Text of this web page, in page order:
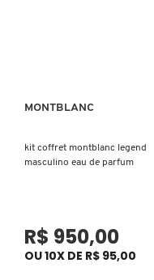
FRAN BY FRANCINY
GIORGIO ARMANI
Ver mais
MONTBLANC
kit coffret montblanc legend
masculino eau de parfum
R$ 950,00
OU 10X DE R$ 95,00